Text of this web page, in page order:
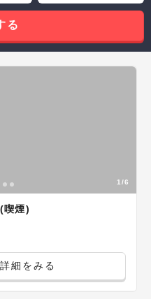
る
1/6
喫煙)
細をみる